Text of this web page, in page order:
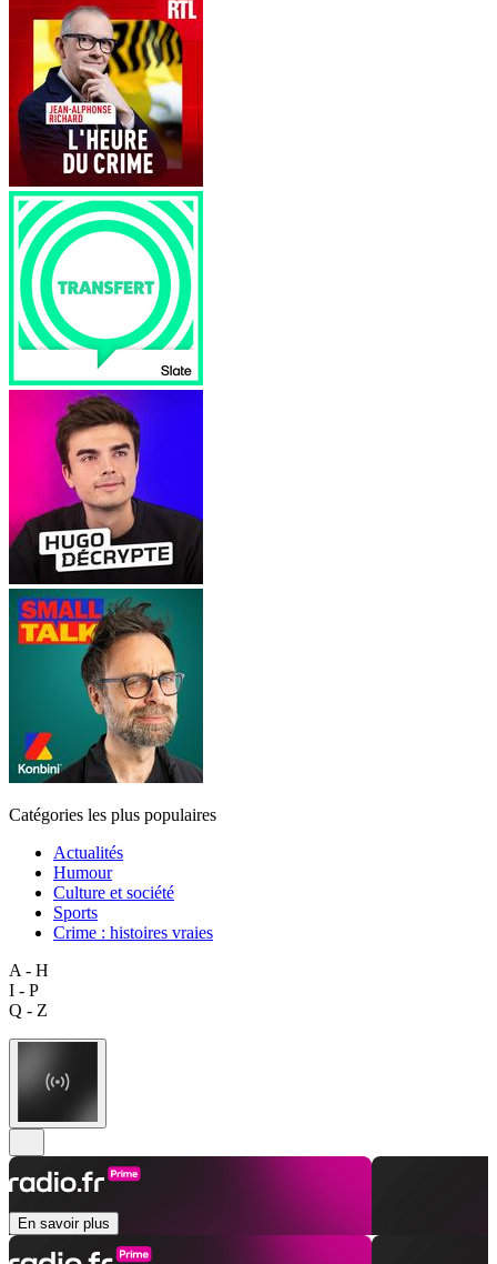
Catégories les plus populaires
Actualités
Humour
Culture et société
Sports
Crime : histoires vraies
A - H
I - P
Q - Z
En savoir plus